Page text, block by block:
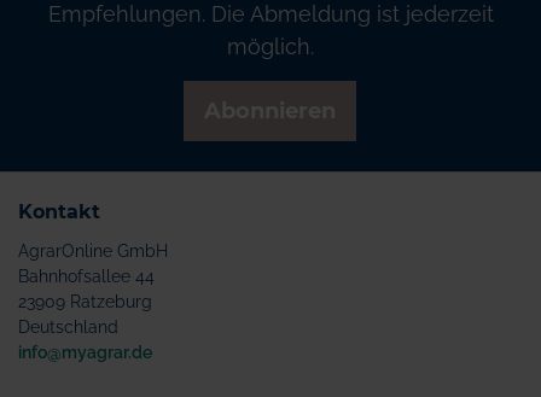
Empfehlungen. Die Abmeldung ist jederzeit
möglich.
Kontakt
AgrarOnline GmbH
Bahnhofsallee 44
23909 Ratzeburg
Deutschland
info@myagrar.de